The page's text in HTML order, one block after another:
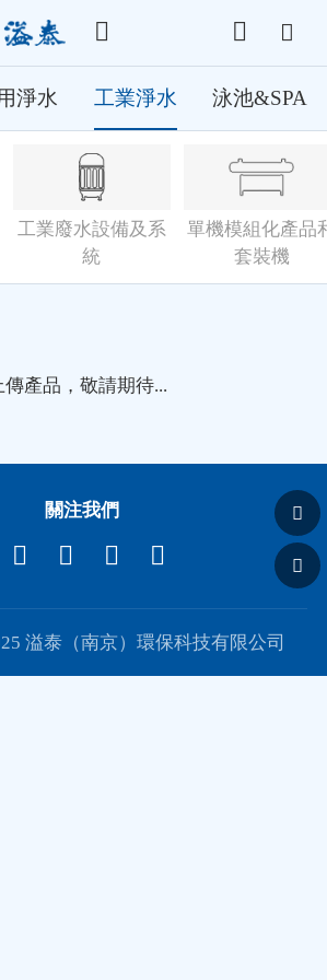
淨水 工業淨水 泳池&SPA
工業廢水設備及系
統
單機模組化產品
套裝機
產品，敬請期待...
關注我們
溢泰（南京）環保科技有限公司